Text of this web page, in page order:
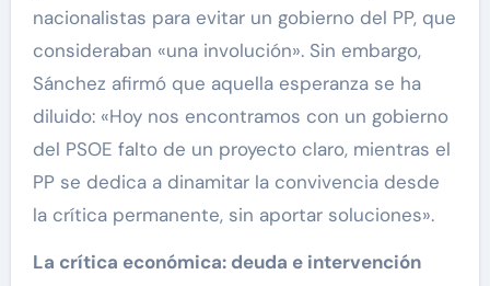
nacionalistas para evitar un gobierno del PP, que
consideraban «una involución». Sin embargo,
Sánchez afirmó que aquella esperanza se ha
diluido: «Hoy nos encontramos con un gobierno
del PSOE falto de un proyecto claro, mientras el
PP se dedica a dinamitar la convivencia desde
la crítica permanente, sin aportar soluciones».
La crítica económica: deuda e intervención